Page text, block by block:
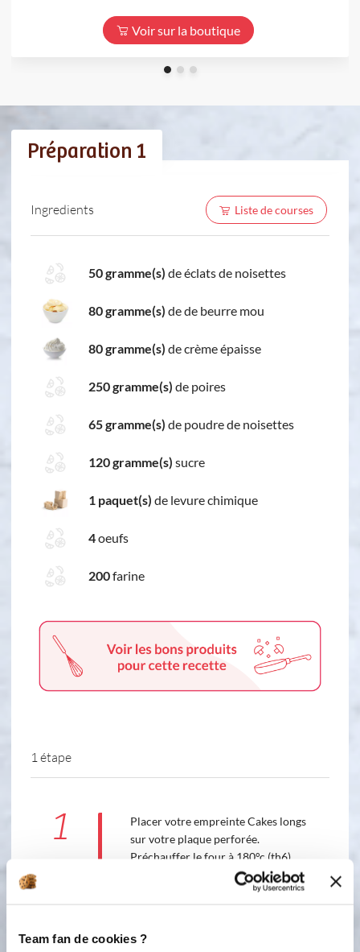
Team fan de cookies ?
Voir sur la boutique
Préparation 1
Ingredients Liste de courses
50 gramme(s) de éclats de noisettes
80 gramme(s) de de beurre mou
80 gramme(s) de crème épaisse
250 gramme(s) de poires
65 gramme(s) de poudre de noisettes
120 gramme(s) sucre
1 paquet(s) de levure chimique
4oeufs
200farine
1 étape
1
Placer votre empreinte Cakes longs
sur votre plaque perforée.
Préchauffer le four à 180°c (th6).
Blanchir les oeufs et le sucre dans un
bol, au batteur. Ajouter beurre mou et
noisettes, levure chimique) et